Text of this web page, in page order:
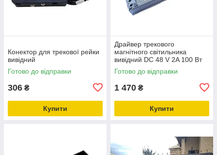
Конектор для трекової рейки
вивідний
Готово до відправки
306 ₴
Купити
Драйвер трекового
магнітного світильника
вивідний DC 48 V 2A 100 Вт
Готово до відправки
1 470 ₴
Купити